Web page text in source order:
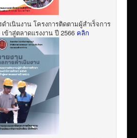
ำเนินงาน โครงการติดตามผู้สำเร็จการ
ข้าสู่ตลาดแรงงาน ปี 2566 คลิก